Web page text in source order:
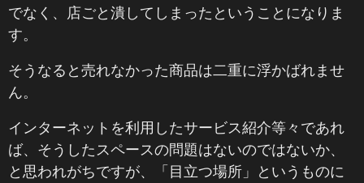
でなく、店ごと潰してしまったということになりま
す。
そうなると売れなかった商品は二重に浮かばれませ
ん。
インターネットを利用したサービス紹介等々であれ
ば、そうしたスペースの問題はないのではないか、
と思われがちですが、「目立つ場所」というものに